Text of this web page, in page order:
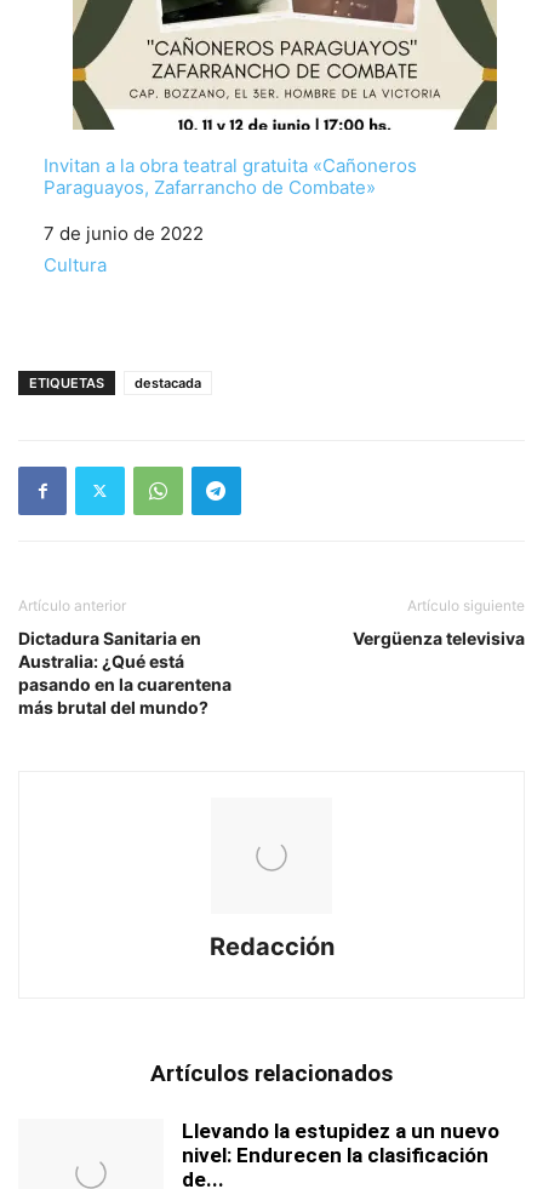
Invitan a la obra teatral gratuita «Cañoneros
Paraguayos, Zafarrancho de Combate»
Fecha
7 de junio de 2022
Respecto a
Cultura
ETIQUETAS destacada
Artículo anterior
Dictadura Sanitaria en
Australia: ¿Qué está
pasando en la cuarentena
más brutal del mundo?
Artículo siguiente
Vergüenza televisiva
Redacción
Artículos relacionados
Llevando la estupidez a un nuevo
nivel: Endurecen la clasificación
de...